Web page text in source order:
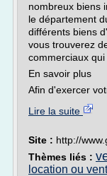
nombreux biens
le département
différents biens
vous trouverez
commerciaux
En savoir plus
Afin d'exercer
Lire la suite
Site : http://
Thèmes liés :
location ou